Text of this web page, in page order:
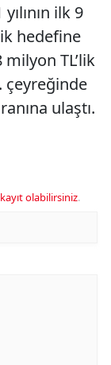
ilk 9
hedefine
TL’lik
çeyreğinde
ulaştı.
kayıt olabilirsiniz.